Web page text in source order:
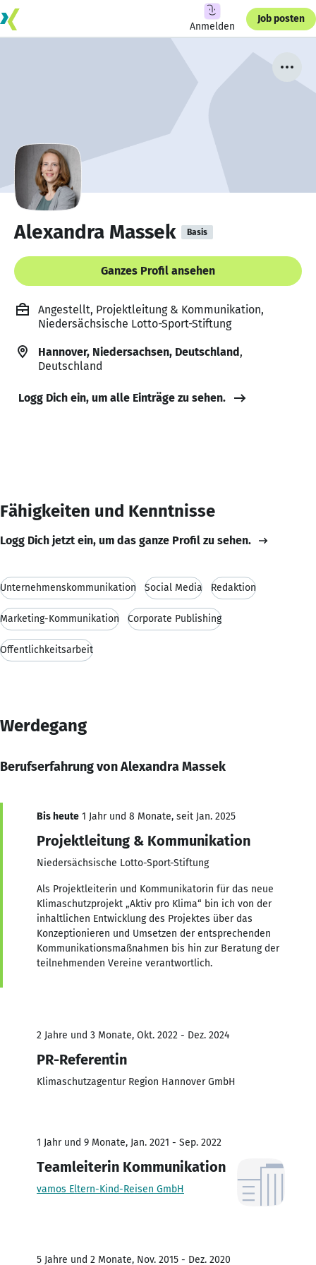
Anmelden
Job posten
Alexandra Massek Basis
Ganzes Profil ansehen
Angestellt, Projektleitung & Kommunikation,
Niedersächsische Lotto-Sport-Stiftung
Hannover, Niedersachsen, Deutschland,
Deutschland
Logg Dich ein, um alle Einträge zu sehen.
Fähigkeiten und Kenntnisse
Logg Dich jetzt ein, um das ganze Profil zu sehen.
Unternehmenskommunikation Social Media Redaktion
Marketing-Kommunikation Corporate Publishing
Öffentlichkeitsarbeit
Werdegang
Berufserfahrung von Alexandra Massek
Bis heute 1 Jahr und 8 Monate, seit Jan. 2025
Projektleitung & Kommunikation
Niedersächsische Lotto-Sport-Stiftung
Als Projektleiterin und Kommunikatorin für das neue
Klimaschutzprojekt „Aktiv pro Klima“ bin ich von der
inhaltlichen Entwicklung des Projektes über das
Konzeptionieren und Umsetzen der entsprechenden
Kommunikationsmaßnahmen bis hin zur Beratung der
teilnehmenden Vereine verantwortlich.
2 Jahre und 3 Monate, Okt. 2022 - Dez. 2024
PR-Referentin
Klimaschutzagentur Region Hannover GmbH
1 Jahr und 9 Monate, Jan. 2021 - Sep. 2022
Teamleiterin Kommunikation
vamos Eltern-Kind-Reisen GmbH
5 Jahre und 2 Monate, Nov. 2015 - Dez. 2020